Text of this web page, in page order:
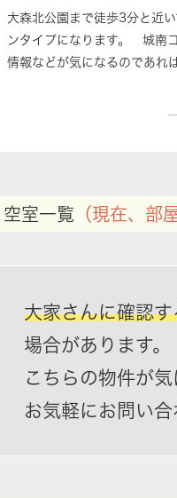
大森北公園まで徒歩3分と近
ンタイプになります。 城南
情報などが気になるのであれ
空室一覧 （現在、部
大家さんに確認
場合があります。
こちらの物件が気
お気軽にお問い合